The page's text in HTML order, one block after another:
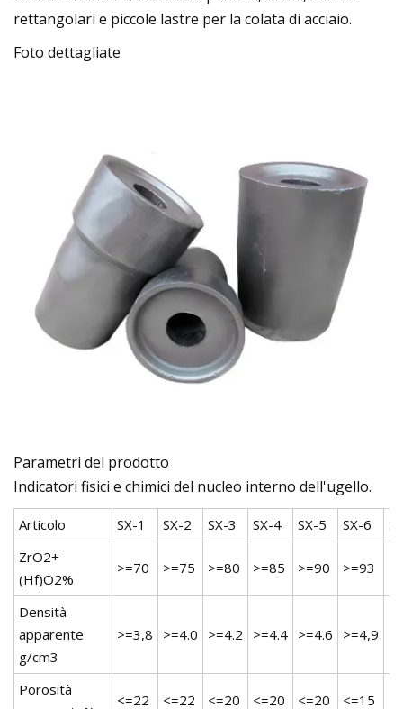
rettangolari e piccole lastre per la colata di acciaio.
Foto dettagliate
Parametri del prodotto
Indicatori fisici e chimici del nucleo interno dell'ugello.
Articolo SX-1 SX-2 SX-3 SX-4 SX-5 SX-6
ZrO2+
(Hf)O2%
>=70 >=75 >=80 >=85 >=90 >=93
Densità
apparente
g/cm3
>=3,8 >=4.0 >=4.2 >=4.4 >=4.6 >=4,9
Porosità
<=22 <=22 <=20 <=20 <=20 <=15